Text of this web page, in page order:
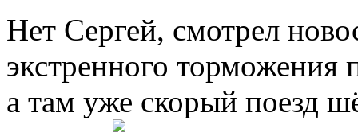
Нет Сергей, смотрел
экстренного торможения
а там уже скорый поезд